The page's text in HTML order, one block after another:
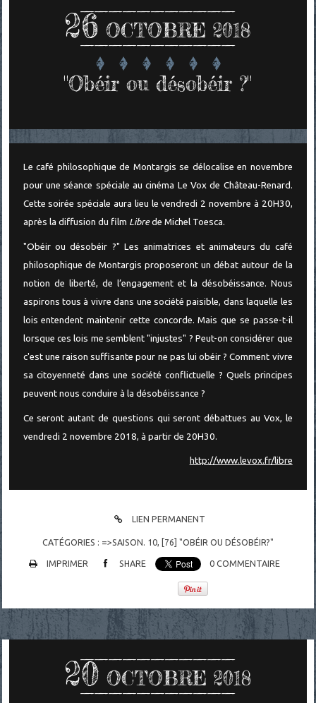
26 OCTOBRE 2018
"Obéir ou désobéir ?"
Le café philosophique de Montargis se délocalise en novembre
pour une séance spéciale au cinéma Le Vox de Château-Renard.
Cette soirée spéciale aura lieu le vendredi 2 novembre à 20H30,
après la diffusion du film Librede Michel Toesca.
"Obéir ou désobéir ?" Les animatrices et animateurs du café
philosophique de Montargis proposeront un débat autour de la
notion de liberté, de l’engagement et la désobéissance. Nous
aspirons tous à vivre dans une société paisible, dans laquelle les
lois entendent maintenir cette concorde. Mais que se passe-t-il
lorsque ces lois me semblent "injustes" ? Peut-on considérer que
c'est une raison suffisante pour ne pas lui obéir ? Comment vivre
sa citoyenneté dans une société conflictuelle ? Quels principes
peuvent nous conduire à la désobéissance ?
Ce seront autant de questions qui seront débattues au Vox, le
vendredi 2 novembre 2018, à partir de 20H30.
http://www.levox.fr/libre
LIEN PERMANENT
CATÉGORIES : =>SAISON. 10, [76] "OBÉIR OU DÉSOBÉIR?"
IMPRIMER SHARE 0 COMMENTAIRE
20 OCTOBRE 2018